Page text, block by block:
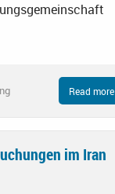
Read more
im Iran